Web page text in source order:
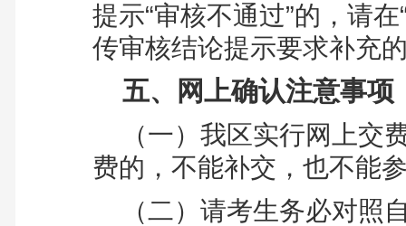
提示“审核不通过”的，请
传审核结论提示要求补充
五、网上确认注意事项
（一） 我区实行网上交
费的，不能补交，也不能
（二） 请考生务必对照